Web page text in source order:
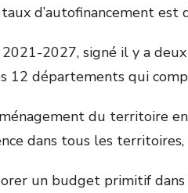
d’autofinancement est
2027, signé il y a
12 départements qui
du territoire
dans tous les
un budget primitif